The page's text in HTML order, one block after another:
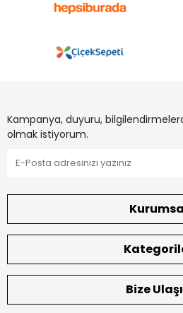
Kampanya, duyuru,
olmak istiyorum.
Bize